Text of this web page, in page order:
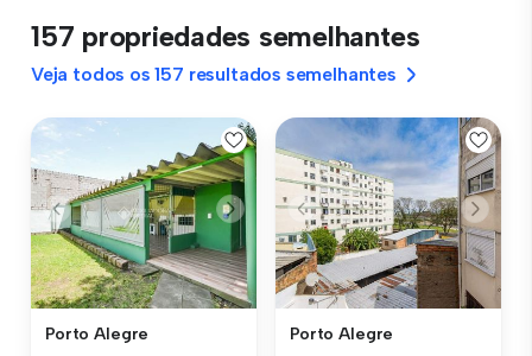
157 propriedades semelhantes
Veja todos os 157 resultados semelhantes
Porto Alegre Porto Alegre